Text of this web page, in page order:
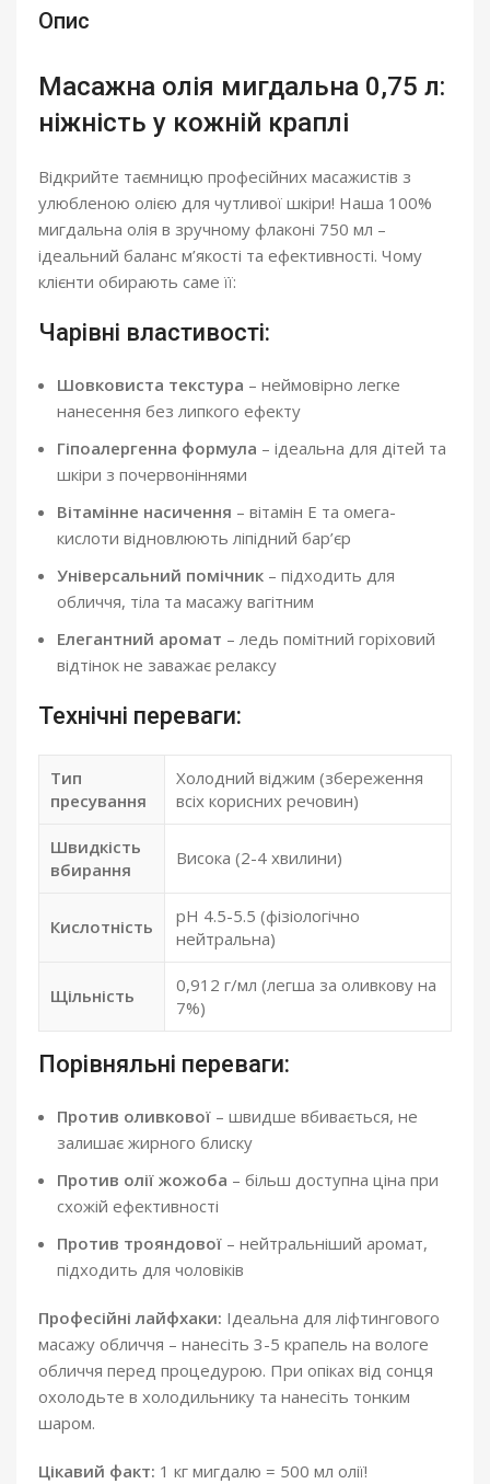
Опис
Масажна олія мигдальна 0,75 л:
ніжність у кожній краплі
Відкрийте таємницю професійних масажистів з
улюбленою олією для чутливої шкіри! Наша 100%
мигдальна олія в зручному флаконі 750 мл –
ідеальний баланс м’якості та ефективності. Чому
клієнти обирають саме її:
Чарівні властивості:
Шовковиста текстура – неймовірно легке
нанесення без липкого ефекту
Гіпоалергенна формула – ідеальна для дітей та
шкіри з почервоніннями
Вітамінне насичення – вітамін Е та омега-
кислоти відновлюють ліпідний бар’єр
Універсальний помічник – підходить для
обличчя, тіла та масажу вагітним
Елегантний аромат – ледь помітний горіховий
відтінок не заважає релаксу
Технічні переваги:
Тип
пресування
Холодний віджим (збереження
всіх корисних речовин)
Швидкість
вбирання
Висока (2-4 хвилини)
Кислотність
pH 4.5-5.5 (фізіологічно
нейтральна)
Щільність
0,912 г/мл (легша за оливкову на
7%)
Порівняльні переваги:
Против оливкової – швидше вбивається, не
залишає жирного блиску
Против олії жожоба – більш доступна ціна при
схожій ефективності
Против трояндової – нейтральніший аромат,
підходить для чоловіків
Професійні лайфхаки: Ідеальна для ліфтингового
масажу обличчя – нанесіть 3-5 крапель на вологе
обличчя перед процедурою. При опіках від сонця
охолодьте в холодильнику та нанесіть тонким
шаром.
Цікавий факт: 1 кг мигдалю = 500 мл олії!